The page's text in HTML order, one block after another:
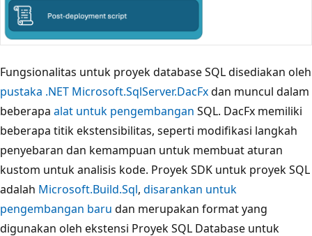
Fungsionalitas untuk proyek database SQL disediakan oleh
pustaka .NET Microsoft.SqlServer.DacFxdan muncul dalam
beberapa alat untuk pengembangan SQL. DacFx memiliki
beberapa titik ekstensibilitas, seperti modifikasi langkah
penyebaran dan kemampuan untuk membuat aturan
kustom untuk analisis kode. Proyek SDK untuk proyek SQL
adalah Microsoft.Build.Sql, disarankan untuk
pengembangan baru dan merupakan format yang
digunakan oleh ekstensi Proyek SQL Database untuk